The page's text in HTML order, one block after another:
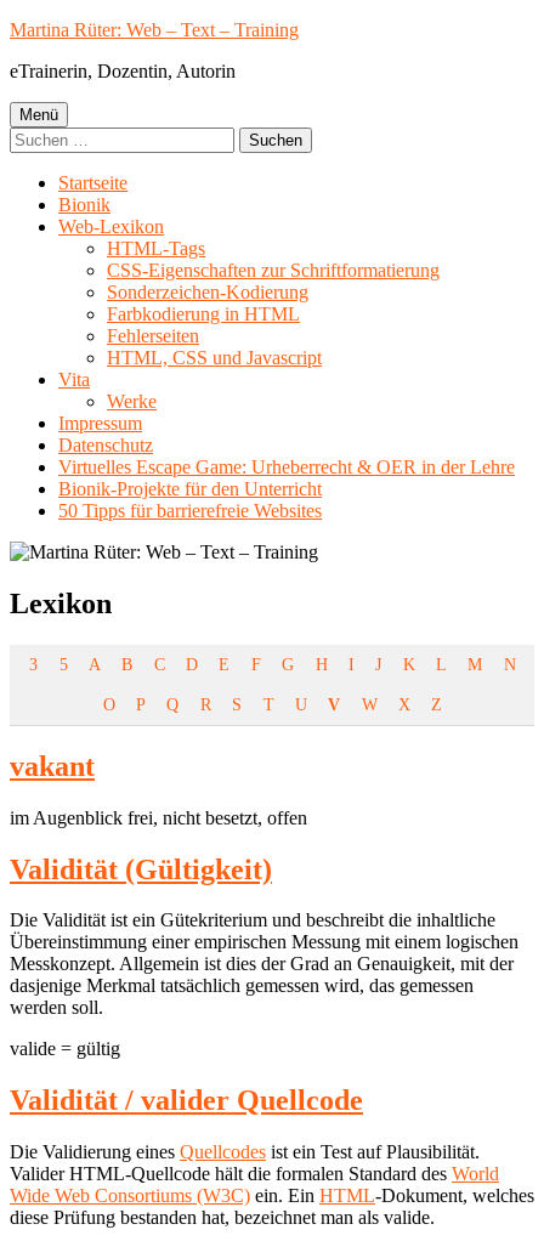
Springe
Inhalt
Martina Rüter: Web – Text – Training
eTrainerin, Dozentin, Autorin
Primäres
Menü
Menü
Suchen
nach:
Startseite
Bionik
Web-Lexikon
HTML-Tags
CSS-Eigenschaften zur Schriftformatierung
Sonderzeichen-Kodierung
Farbkodierung in HTML
Fehlerseiten
HTML, CSS und Javascript
Vita
Werke
Impressum
Datenschutz
Virtuelles Escape Game: Urheberrecht & OER in der Lehre
Bionik-Projekte für den Unterricht
50 Tipps für barrierefreie Websites
Lexikon
3 5 A B C D E F G H I J K L M N
O P Q R S T U V W X Z
vakant
im Augenblick frei, nicht besetzt, offen
Validität (Gültigkeit)
Die Validität ist ein Gütekriterium und beschreibt die inhaltliche
Übereinstimmung einer empirischen Messung mit einem logischen
Messkonzept. Allgemein ist dies der Grad an Genauigkeit, mit der
dasjenige Merkmal tatsächlich gemessen wird, das gemessen
werden soll.
valide = gültig
Validität / valider Quellcode
Die Validierung eines Quellcodes ist ein Test auf Plausibilität.
Valider HTML-Quellcode hält die formalen Standard des World
Wide Web Consortiums (W3C) ein. Ein HTML-Dokument, welches
diese Prüfung bestanden hat, bezeichnet man als valide.